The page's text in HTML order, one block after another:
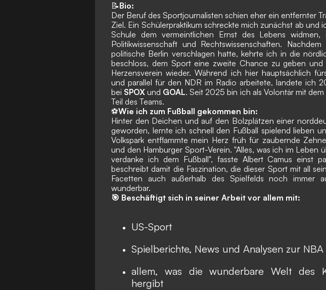
📝Bio:
Der Beruf des Sportjournalisten schien eher ein entfernter
Ziel. Ein Schülerpraktikum schreckte mich zunächst ab und
Schule dem vermeintlichen Ernst des Lebens widmen,
Politikwissenschaft und Rechtswissenschaften.
politische Berlin verschlagen hatte, kehrte ich in die
beschloss, dem Sport eine zweite Chance zu geben
Herzensverein wieder. Während ich hier hauptsächlich
und parallel für den NDR im Radio arbeitete, landete ich
bei SPOXund GOAL. Seit 2025 bin ich als Volontär mit
Teil des Teams.
⚽Wie ich zum Fußball gekommen bin:
Hinter den Deichen und auf den Bolzplätzen einer
geworden, lernte ich schnell den Fußball spielend lieben
Volkspark entflammte mein Herz früh für zaubernde
und den Hamburger Sport-Verein. "Alles, was ich im Leben
verdanke ich dem Fußball", fasste Albert Camus einst
beschreibt damit die Faszination, die dieser Sport mit all
Facetten auch außerhalb des Spielfelds noch immer
wunderbar.
🎯 Beschäftigt sich in seiner Arbeit vor allem mit:
US-Sport
Spielberichte, News und Analysen zur NBA
allem, was die wunderbare Welt des
hergibt